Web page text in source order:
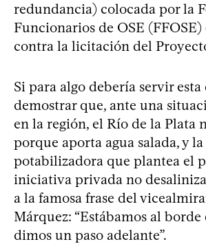
redundancia) colocada por la
Funcionarios de OSE
contra la licitación del
Si para algo debería servir esta
demostrar que, ante una
en la región, el Río de la Plata
porque aporta agua salada, y la
potabilizadora que plantea el
iniciativa privada no
a la famosa frase del
Márquez: “Estábamos al
dimos un paso adelante”.